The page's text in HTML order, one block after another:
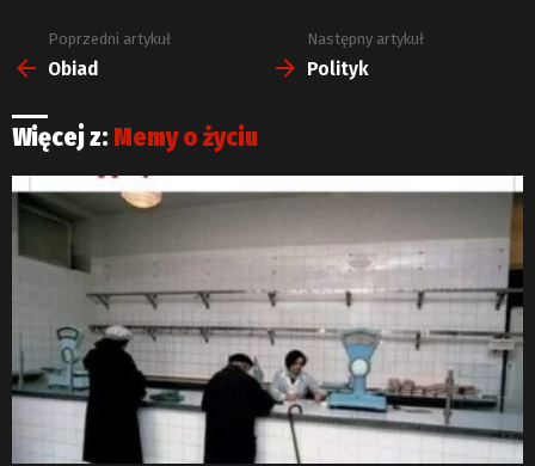
Zobacz
więcej
Poprzedni artykuł
Obiad
Następny artykuł
Polityk
Więcej z: Memy o życiu